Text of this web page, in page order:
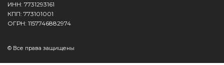
ИНН: 7731293161
КПП: 773101001
ОГРН: 1157746882974
© Все права защищены